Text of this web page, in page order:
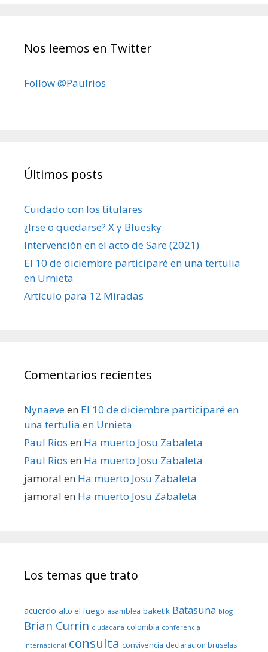
Nos leemos en Twitter
Follow @Paulrios
Últimos posts
Cuidado con los titulares
¿Irse o quedarse? X y Bluesky
Intervención en el acto de Sare (2021)
El 10 de diciembre participaré en una tertulia
en Urnieta
Artículo para 12 Miradas
Comentarios recientes
Nynaeveen El 10 de diciembre participaré en
una tertulia en Urnieta
Paul Rios en Ha muerto Josu Zabaleta
Paul Rios en Ha muerto Josu Zabaleta
jamoral en Ha muerto Josu Zabaleta
jamoral en Ha muerto Josu Zabaleta
Los temas que trato
acuerdo alto el fuego asamblea baketik Batasuna blog
Brian Currin ciudadana colombia conferencia
internacional consulta convivencia declaracion bruselas